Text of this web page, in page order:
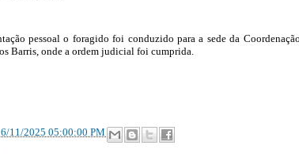
pessoal o foragido foi conduzido para a sede da
Barris, onde a ordem judicial foi cumprida.
6/11/2025 05:00:00 PM